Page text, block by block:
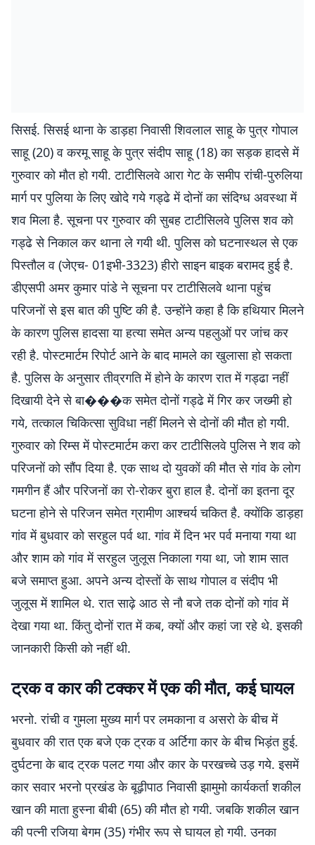
सिसई. सिसई थाना के डाड़हा निवासी शिवलाल साहू के पुत्र गोपाल
साहू (20) व करमू साहू के पुत्र संदीप साहू (18) का सड़क हादसे में
गुरुवार को मौत हो गयी. टाटीसिलवे आरा गेट के समीप रांची-पुरुलिया
मार्ग पर पुलिया के लिए खोदे गये गड्ढे में दोनों का संदिग्ध अवस्था में
शव मिला है. सूचना पर गुरुवार की सुबह टाटीसिलवे पुलिस शव को
गड्ढे से निकाल कर थाना ले गयी थी. पुलिस को घटनास्थल से एक
पिस्तौल व (जेएच- 01इभी-3323) हीरो साइन बाइक बरामद हुई है.
डीएसपी अमर कुमार पांडे ने सूचना पर टाटीसिलवे थाना पहुंच
परिजनों से इस बात की पुष्टि की है. उन्होंने कहा है कि हथियार मिलने
के कारण पुलिस हादसा या हत्या समेत अन्य पहलुओं पर जांच कर
रही है. पोस्टमार्टम रिपोर्ट आने के बाद मामले का खुलासा हो सकता
है. पुलिस के अनुसार तीव्रगति में होने के कारण रात में गड्ढा नहीं
दिखायी देने से बा���क समेत दोनों गड्ढे में गिर कर जख्मी हो
गये, तत्काल चिकित्सा सुविधा नहीं मिलने से दोनों की मौत हो गयी.
गुरुवार को रिम्स में पोस्टमार्टम करा कर टाटीसिलवे पुलिस ने शव को
परिजनों को सौंप दिया है. एक साथ दो युवकों की मौत से गांव के लोग
गमगीन हैं और परिजनों का रो-रोकर बुरा हाल है. दोनों का इतना दूर
घटना होने से परिजन समेत ग्रामीण आश्चर्य चकित है. क्योंकि डाड़हा
गांव में बुधवार को सरहुल पर्व था. गांव में दिन भर पर्व मनाया गया था
और शाम को गांव में सरहुल जुलूस निकाला गया था, जो शाम सात
बजे समाप्त हुआ. अपने अन्य दोस्तों के साथ गोपाल व संदीप भी
जुलूस में शामिल थे. रात साढ़े आठ से नौ बजे तक दोनों को गांव में
देखा गया था. किंतु दोनों रात में कब, क्यों और कहां जा रहे थे. इसकी
जानकारी किसी को नहीं थी.
ट्रक व कार की टक्कर में एक की मौत, कई घायल
भरनो. रांची व गुमला मुख्य मार्ग पर लमकाना व असरो के बीच में
बुधवार की रात एक बजे एक ट्रक व अर्टिगा कार के बीच भिड़ंत हुई.
दुर्घटना के बाद ट्रक पलट गया और कार के परखच्चे उड़ गये. इसमें
कार सवार भरनो प्रखंड के बूढ़ीपाठ निवासी झामुमो कार्यकर्ता शकील
खान की माता हुस्ना बीबी (65) की मौत हो गयी. जबकि शकील खान
की पत्नी रजिया बेगम (35) गंभीर रूप से घायल हो गयी. उनका